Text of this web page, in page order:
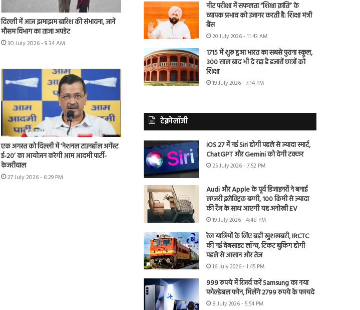
दिल्ली में आज झमाझम बारिश की संभावना, जानें
मौसम विभाग का ताजा अपडेट
30 July 2026 - 9:34 AM
एक अगस्त को दिल्ली में ‘नेशनल टाउनहॉल अगेंस्ट
ई-20’ का आयोजन करेगी आम आदमी पार्टी-
केजरीवाल
27 July 2026 - 6:29 PM
नीट परीक्षा में सफलता “शिक्षा क्रांति” के
व्यापक प्रभाव को उजागर करती है: शिक्षा मंत्री
बैंस
20 July 2026 - 11:43 AM
1715 में शुरू हुआ भारत का सबसे पुराना स्कूल,
300 साल बाद भी दे रहा है हजारों छात्रों को
शिक्षा
19 July 2026 - 7:14 PM
टेक्नोलॉजी
iOS 27 में नई Siri होगी पहले से ज्यादा स्मार्ट,
ChatGPT और Gemini को देगी टक्कर
25 July 2026 - 7:52 PM
Audi और Apple के पूर्व डिजाइनरों ने बनाई
लग्जरी इलेक्ट्रिक बग्गी, 100 किमी से ज्यादा
की रेंज के साथ आएगी यह अनोखी EV
19 July 2026 - 4:48 PM
रेल यात्रियों के लिए बड़ी खुशखबरी, IRCTC
की नई वेबसाइट लॉन्च, टिकट बुकिंग होगी
पहले से आसान और तेज
16 July 2026 - 1:45 PM
999 रुपये में रिजर्व करें Samsung का नया
फोल्डेबल फोन, मिलेंगे 2799 रुपये के फायदे
8 July 2026 - 5:54 PM